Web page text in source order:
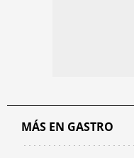
MÁS EN GASTRO